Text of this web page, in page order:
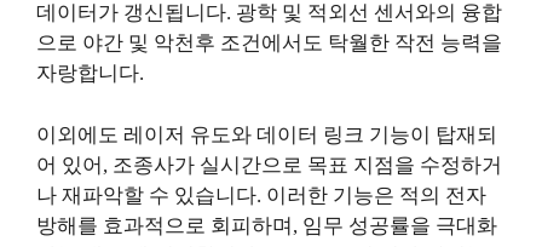
데이터가 갱신됩니다. 광학 및 적외선 센서와의 융합
으로 야간 및 악천후 조건에서도 탁월한 작전 능력을
자랑합니다.
이외에도 레이저 유도와 데이터 링크 기능이 탑재되
어 있어, 조종사가 실시간으로 목표 지점을 수정하거
나 재파악할 수 있습니다. 이러한 기능은 적의 전자
방해를 효과적으로 회피하며, 임무 성공률을 극대화